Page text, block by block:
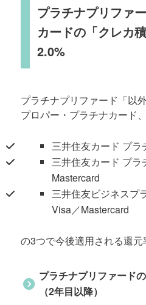
プラチナプリファ
カードの「クレカ
2.0%
プラチナプリファード「以
プロパー・プラチナカード
三井住友カード プラ
三井住友カード プラ
Mastercard
三井住友ビジネスプ
Visa／Mastercard
の3つで今後適用される還元
プラチナプリファード
（2年目以降）